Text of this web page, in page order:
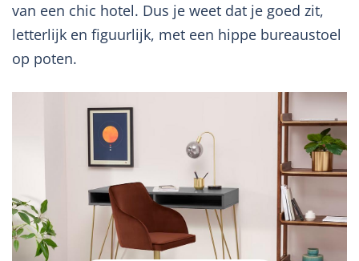
van een chic hotel. Dus je weet dat je goed zit,
letterlijk en figuurlijk, met een hippe bureaustoel
op poten.